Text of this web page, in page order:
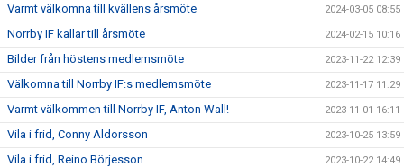
Varmt välkomna till kvällens årsmöte 2024-03-05 08:55
Norrby IF kallar till årsmöte 2024-02-15 10:16
Bilder från höstens medlemsmöte 2023-11-22 12:39
Välkomna till Norrby IF:s medlemsmöte 2023-11-17 11:29
Varmt välkommen till Norrby IF, Anton Wall! 2023-11-01 16:11
Vila i frid, Conny Aldorsson 2023-10-25 13:59
Vila i frid, Reino Börjesson 2023-10-22 14:49